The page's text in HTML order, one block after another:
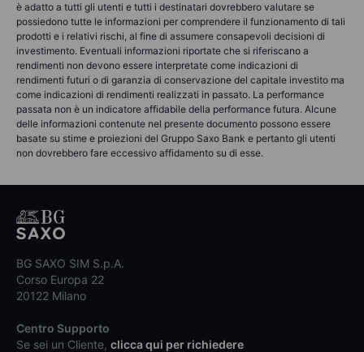
è adatto a tutti gli utenti e tutti i destinatari dovrebbero valutare se
possiedono tutte le informazioni per comprendere il funzionamento di tali
prodotti e i relativi rischi, al fine di assumere consapevoli decisioni di
investimento. Eventuali informazioni riportate che si riferiscano a
rendimenti non devono essere interpretate come indicazioni di
rendimenti futuri o di garanzia di conservazione del capitale investito ma
come indicazioni di rendimenti realizzati in passato. La performance
passata non è un indicatore affidabile della performance futura. Alcune
delle informazioni contenute nel presente documento possono essere
basate su stime e proiezioni del Gruppo Saxo Bank e pertanto gli utenti
non dovrebbero fare eccessivo affidamento su di esse.
BG SAXO SIM S.p.A.
Corso Europa 22
20122 Milano
Centro Supporto
Se sei un Cliente, clicca qui per richiedere